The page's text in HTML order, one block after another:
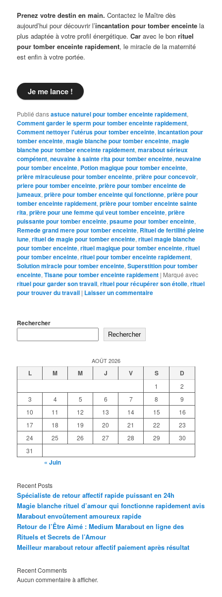
Prenez votre destin en main. Contactez le Maître dès
aujourd’hui pour découvrir l’incantation pour tomber enceinte la
plus adaptée à votre profil énergétique.Car avec le bonrituel
pour tomber enceinte rapidement, le miracle de la maternité
est enfin à votre portée.
Je me lance !
Publié dansastuce naturel pour tomber enceinte rapidement,
Comment garder le sperm pour tomber enceinte rapidement,
Comment nettoyer l'utérus pour tomber enceinte,incantation pour
tomber enceinte,magie blanche pour tomber enceinte,magie
blanche pour tomber enceinte rapidement,marabout sérieux
compétent,neuvaine à sainte rita pour tomber enceinte,neuvaine
pour tomber enceinte, Potion magique pour tomber enceinte,
prière miraculeuse pour tomber enceinte,prière pour concevoir,
priere pour tomber enceinte,prière pour tomber enceinte de
jumeaux,prière pour tomber enceinte qui fonctionne,prière pour
tomber enceinte rapidement,prière pour tomber enceinte sainte
rita,prière pour une femme qui veut tomber enceinte,prière
puissante pour tomber enceinte,psaume pour tomber enceinte,
Remede grand mere pour tomber enceinte, Rituel de fertilité pleine
lune,rituel de magie pour tomber enceinte,rituel magie blanche
pour tomber enceinte,rituel magique pour tomber enceinte,rituel
pour tomber enceinte,rituel pour tomber enceinte rapidement,
Solution miracle pour tomber enceinte,Superstition pour tomber
enceinte,Tisane pour tomber enceinte rapidement | Marqué avec
rituel pour garder son travail,rituel pour récupérer son étoile,rituel
pour trouver du travail | Laisser un commentaire
Rechercher
Rechercher
AOÛT 2026
L M M J V S D
1
2
3
4 5 6 7 8
9
10
11 12 13 14 15
16
17
18 19 20 21 22
23
24
25 26 27 28 29
30
31
« Juin
Recent Posts
Spécialiste de retour affectif rapide puissant en 24h
Magie blanche rituel d’amour qui fonctionne rapidement avis
Marabout envoûtement amoureux rapide
Retour de l’Être Aimé : Medium Marabout en ligne des
Rituels et Secrets de l’Amour
Meilleur marabout retour affectif paiement après résultat
Recent Comments
Aucun commentaire à afficher.